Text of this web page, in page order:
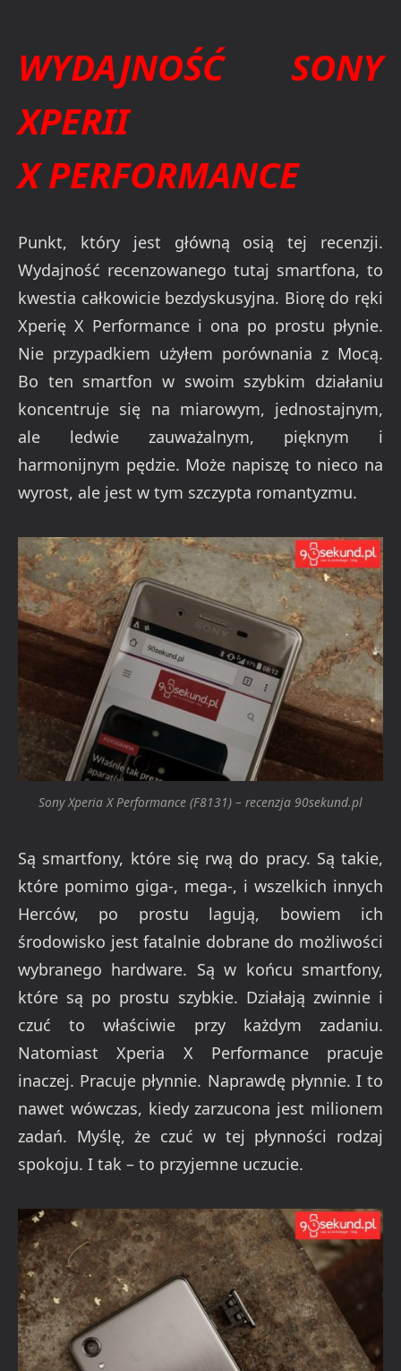
WYDAJNOŚĆ SONY
XPERII
XPERFORMANCE
Punkt, który jest główną osią tej recenzji.
Wydajność recenzowanego tutaj smartfona, to
kwestia całkowicie bezdyskusyjna. Biorę do ręki
Xperię X Performance i ona po prostu płynie.
Nie przypadkiem użyłem porównania z Mocą.
Bo ten smartfon w swoim szybkim działaniu
koncentruje się na miarowym, jednostajnym,
ale ledwie zauważalnym, pięknym i
harmonijnym pędzie. Może napiszę to nieco na
wyrost, ale jest w tym szczypta romantyzmu.
Sony Xperia X Performance (F8131) – recenzja 90sekund.pl
Są smartfony, które się rwą do pracy. Są takie,
które pomimo giga-, mega-, i wszelkich innych
Herców, po prostu lagują, bowiem ich
środowisko jest fatalnie dobrane do możliwości
wybranego hardware. Są w końcu smartfony,
które są po prostu szybkie. Działają zwinnie i
czuć to właściwie przy każdym zadaniu.
Natomiast Xperia X Performance pracuje
inaczej. Pracuje płynnie. Naprawdę płynnie. I to
nawet wówczas, kiedy zarzucona jest milionem
zadań. Myślę, że czuć w tej płynności rodzaj
spokoju. I tak – to przyjemne uczucie.